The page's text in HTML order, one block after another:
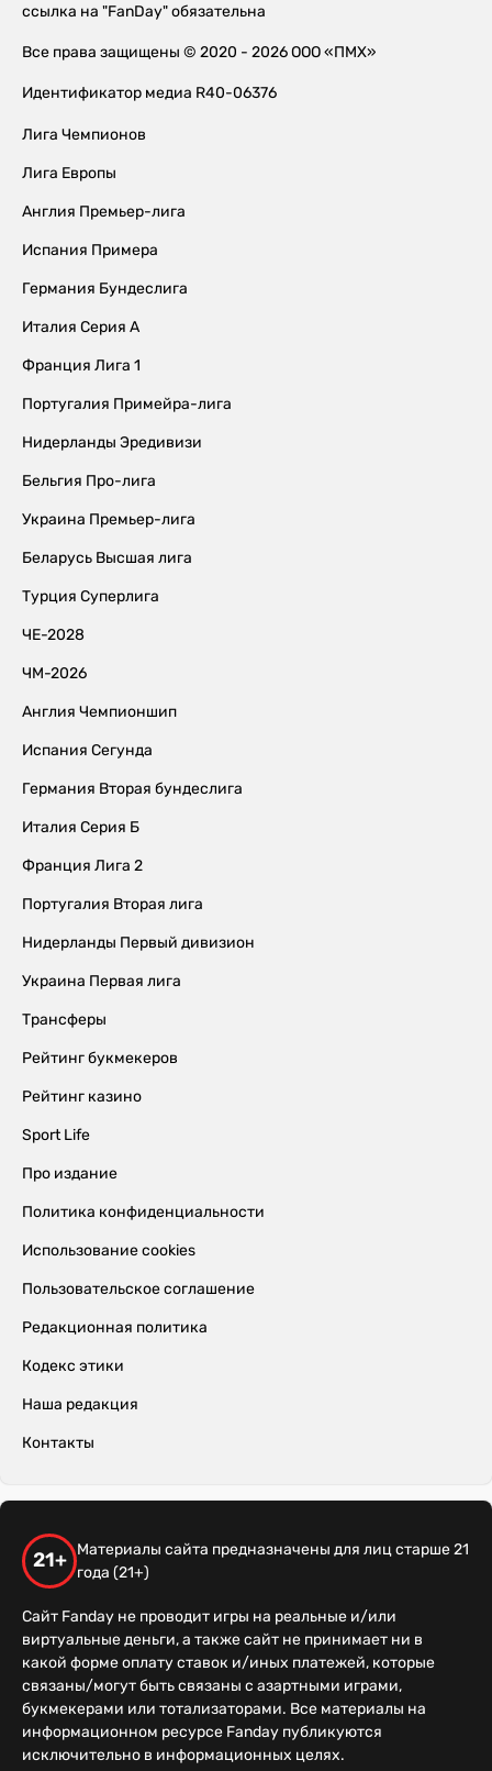
ссылка на "FanDay" обязательна
Все права защищены © 2020 - 2026 ООО «ПМХ»
Идентификатор медиа R40-06376
Лига Чемпионов
Лига Европы
Англия Премьер-лига
Испания Примера
Германия Бундеслига
Италия Серия А
Франция Лига 1
Португалия Примейра-лига
Нидерланды Эредивизи
Бельгия Про-лига
Украина Премьер-лига
Беларусь Высшая лига
Турция Суперлига
ЧЕ-2028
ЧМ-2026
Англия Чемпионшип
Испания Сегунда
Германия Вторая бундеслига
Италия Серия Б
Франция Лига 2
Португалия Вторая лига
Нидерланды Первый дивизион
Украина Первая лига
Трансферы
Рейтинг букмекеров
Рейтинг казино
Sport Life
Про издание
Политика конфиденциальности
Использование cookies
Пользовательское соглашение
Редакционная политика
Кодекс этики
Наша редакция
Контакты
21+
Материалы сайта предназначены для лиц старше 21
года (21+)
Сайт Fanday не проводит игры на реальные и/или
виртуальные деньги, а также сайт не принимает ни в
какой форме оплату ставок и/иных платежей, которые
связаны/могут быть связаны с азартными играми,
букмекерами или тотализаторами. Все материалы на
информационном ресурсе Fanday публикуются
исключительно в информационных целях.